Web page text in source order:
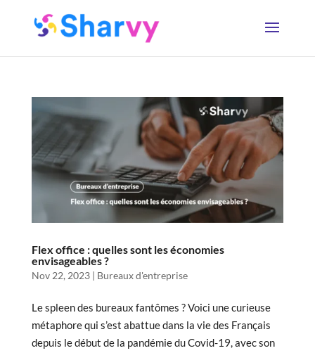
Flex office : quelles sont les économies
envisageables ?
Nov 22, 2023| Bureaux d'entreprise
Le spleen des bureaux fantômes ? Voici une curieuse
métaphore qui s’est abattue dans la vie des Français
depuis le début de la pandémie du Covid-19, avec son